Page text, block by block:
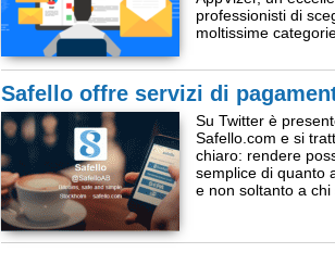
professionisti di
moltissime
Safello offre servizi di
Su Twitter è
Safello.com e si
chiaro: rendere
semplice di quanto
e non soltanto a